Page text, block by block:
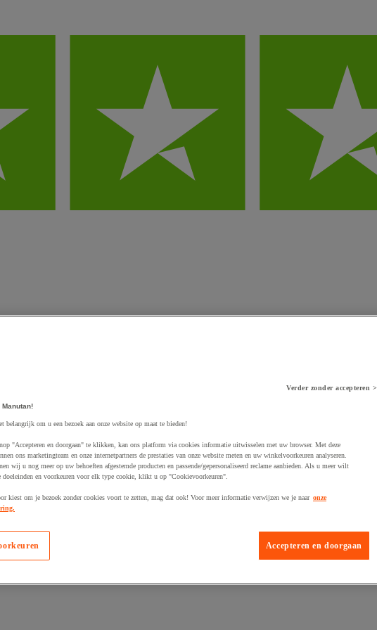
Verder zonder accepteren >
belangrijk om u een bezoek aan onze website op maat te bieden!
"Accepteren en doorgaan" te klikken, kan ons platform via cookies informatie uitwisselen met uw browser. Met deze
ons marketingteam en onze internetpartners de prestaties van onze website meten en uw winkelvoorkeuren analyseren.
wij u nog meer op uw behoeften afgestemde producten en passende/gepersonaliseerd reclame aanbieden. Als u meer wilt
doeleinden en voorkeuren voor elk type cookie, klikt u op "Cookievoorkeuren".
kiest om je bezoek zonder cookies voort te zetten, mag dat ook! Voor meer informatie verwijzen we je naar onze
Accepteren en doorgaan